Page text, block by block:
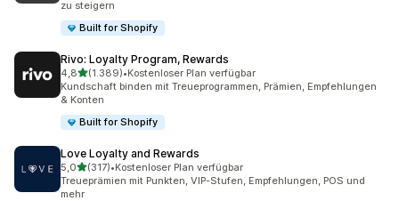
zu steigern
Built for Shopify
Rivo: Loyalty Program, Rewards
4,8von 5 Sternen
(1.389)
1389 Rezensionen insgesamt
•Kostenloser Plan verfügbar
Kundschaft binden mit Treueprogrammen, Prämien, Empfehlungen
& Konten
Built for Shopify
Love Loyalty and Rewards
5,0von 5 Sternen
(317)
317 Rezensionen insgesamt
•Kostenloser Plan verfügbar
Treueprämien mit Punkten, VIP-Stufen, Empfehlungen, POS und
mehr